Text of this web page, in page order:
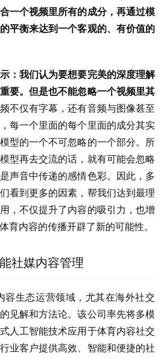
一个视频里所有的成分，再通过模
平衡来达到一个客观的、有价值的
：我们认为要想要完美的深度理解
要。但是也不能忽略一个视频里其
不仅有字幕，还有音频与图像甚至
每一个里面的每个里面的成分其实
型的一个不可忽略的一个部分。所
型再去交流的话，就有可能会忽略
声音中传递的感情色彩。因此，多
看到更多的因素，帮我们达到最理
，不仅提升了内容的吸引力，也增
育内容的传播开辟了新的可能性。
社媒内容管理
生态运营领域，尤其在海外社交
见解和方法论。该公司率先将多模
人工智能技术应用于体育内容社交
业客户提供高效、智能和便捷的社